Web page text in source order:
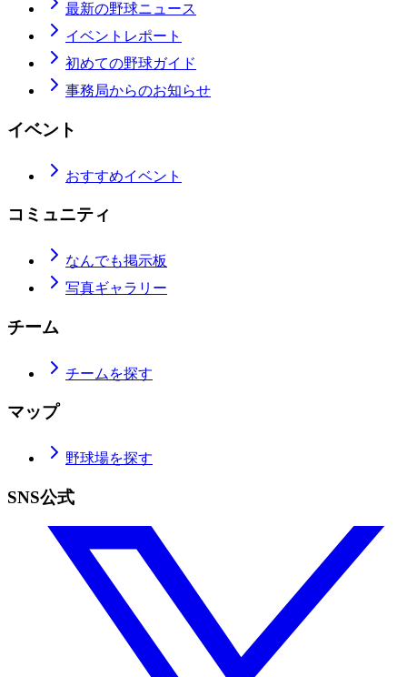
最新の野球ニュース
イベントレポート
初めての野球ガイド
事務局からのお知らせ
イベント
おすすめイベント
コミュニティ
なんでも掲示板
写真ギャラリー
チーム
チームを探す
マップ
野球場を探す
SNS公式